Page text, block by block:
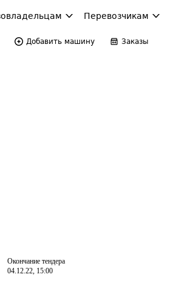
Перевозчикам
Добавить машину Заказы
Окончание тендера
04.12.22, 15:00